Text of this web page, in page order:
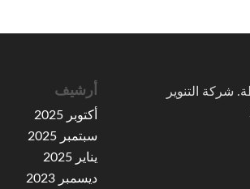
شركة التنوير
أرشيف
أكتوبر 2025
سبتمبر 2025
يناير 2025
ديسمبر 2023